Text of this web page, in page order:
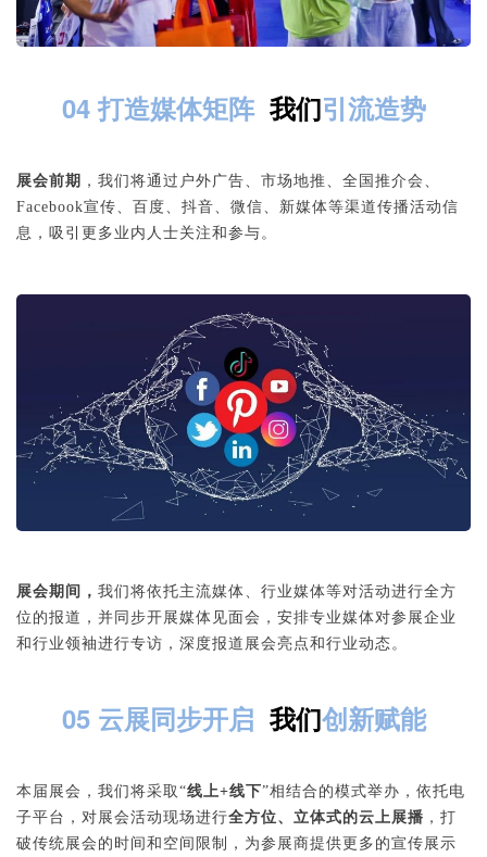
04 打造媒体矩阵 我们引流造势
展会前期 ，我们将通过户外广告、市场地推、全国推介会、
Facebook宣传、百度、抖音、微信、新媒体等渠道传播活动信
息，吸引更多业内人士关注和参与。
展会期间， 我们将依托主流媒体、行业媒体等对活动进行全方
位的报道，并同步开展媒体见面会，安排专业媒体对参展企业
和行业领袖进行专访，深度报道展会亮点和行业动态。
05 云展同步开启 我们创新赋能
本届展会，我们将采取“线上+线下”相结合的模式举办，依托电
子平台，对展会活动现场进行全方位、立体式的云上展播 ，打
破传统展会的时间和空间限制，为参展商提供更多的宣传展示